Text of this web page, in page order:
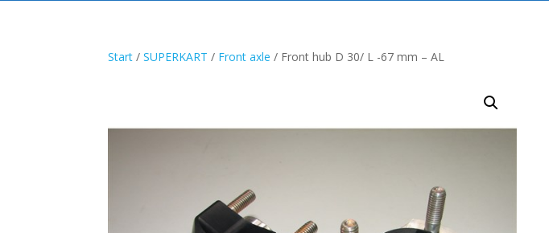
Start /SUPERKART / Front axle / Front hub D 30/ L -67 mm – AL